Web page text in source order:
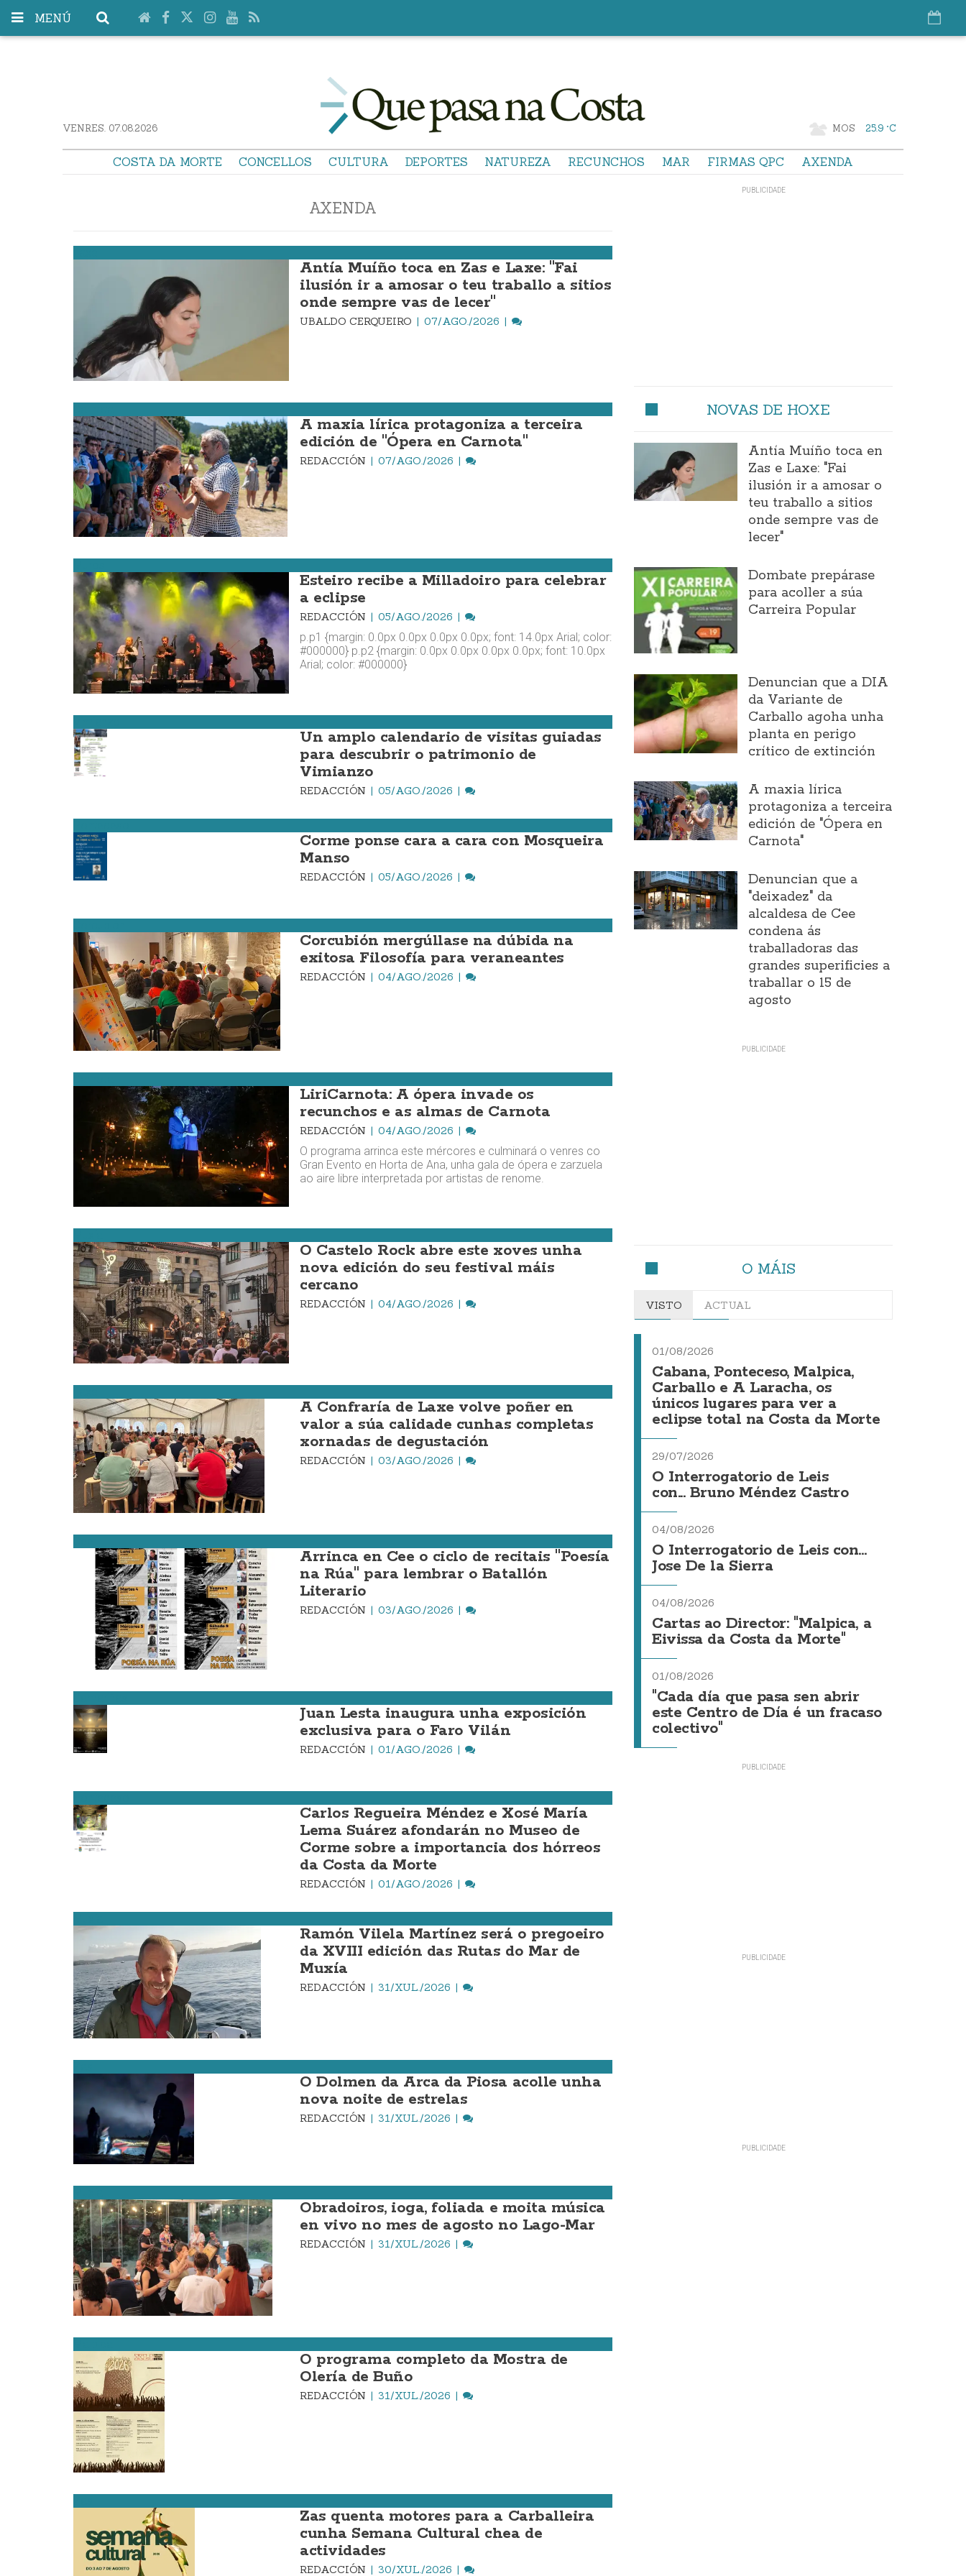
MENÚ
VENRES. 07.08.2026 MOS 25.9 °C
COSTA DA MORTE CONCELLOS CULTURA DEPORTES NATUREZA RECUNCHOS MAR FIRMAS QPC AXENDA
AXENDA
Antía Muíño toca en Zas e Laxe: "Fai
ilusión ir a amosar o teu traballo a sitios
onde sempre vas de lecer"
UBALDO CERQUEIRO 07/AGO./2026
A maxia lírica protagoniza a terceira
edición de "Ópera en Carnota"
REDACCIÓN 07/AGO./2026
Esteiro recibe a Milladoiro para celebrar
a eclipse
REDACCIÓN 05/AGO./2026
p.p1 {margin: 0.0px 0.0px 0.0px 0.0px; font: 14.0px Arial; color:
#000000} p.p2 {margin: 0.0px 0.0px 0.0px 0.0px; font: 10.0px
Arial; color: #000000}
Un amplo calendario de visitas guiadas
para descubrir o patrimonio de
Vimianzo
REDACCIÓN 05/AGO./2026
Corme ponse cara a cara con Mosqueira
Manso
REDACCIÓN 05/AGO./2026
Corcubión mergúllase na dúbida na
exitosa Filosofía para veraneantes
REDACCIÓN 04/AGO./2026
LiriCarnota: A ópera invade os
recunchos e as almas de Carnota
REDACCIÓN 04/AGO./2026
O programa arrinca este mércores e culminará o venres co
Gran Evento en Horta de Ana, unha gala de ópera e zarzuela
ao aire libre interpretada por artistas de renome.
O Castelo Rock abre este xoves unha
nova edición do seu festival máis
cercano
REDACCIÓN 04/AGO./2026
A Confraría de Laxe volve poñer en
valor a súa calidade cunhas completas
xornadas de degustación
REDACCIÓN 03/AGO./2026
Arrinca en Cee o ciclo de recitais "Poesía
na Rúa" para lembrar o Batallón
Literario
REDACCIÓN 03/AGO./2026
Juan Lesta inaugura unha exposición
exclusiva para o Faro Vilán
REDACCIÓN 01/AGO./2026
Carlos Regueira Méndez e Xosé María
Lema Suárez afondarán no Museo de
Corme sobre a importancia dos hórreos
da Costa da Morte
REDACCIÓN 01/AGO./2026
Ramón Vilela Martínez será o pregoeiro
da XVIII edición das Rutas do Mar de
Muxía
REDACCIÓN 31/XUL./2026
O Dolmen da Arca da Piosa acolle unha
nova noite de estrelas
REDACCIÓN 31/XUL./2026
Obradoiros, ioga, foliada e moita música
en vivo no mes de agosto no Lago-Mar
REDACCIÓN 31/XUL./2026
O programa completo da Mostra de
Olería de Buño
REDACCIÓN 31/XUL./2026
Zas quenta motores para a Carballeira
cunha Semana Cultural chea de
actividades
REDACCIÓN 30/XUL./2026
NOVAS DE HOXE
Antía Muíño toca en
Zas e Laxe: "Fai
ilusión ir a amosar o
teu traballo a sitios
onde sempre vas de
lecer"
Dombate prepárase
para acoller a súa
Carreira Popular
Denuncian que a DIA
da Variante de
Carballo agoha unha
planta en perigo
crítico de extinción
A maxia lírica
protagoniza a terceira
edición de "Ópera en
Carnota"
Denuncian que a
"deixadez" da
alcaldesa de Cee
condena ás
traballadoras das
grandes superificies a
traballar o 15 de
agosto
O MÁIS
VISTO ACTUAL
01/08/2026
Cabana, Ponteceso, Malpica,
Carballo e A Laracha, os
únicos lugares para ver a
eclipse total na Costa da Morte
29/07/2026
O Interrogatorio de Leis
con... Bruno Méndez Castro
04/08/2026
O Interrogatorio de Leis con...
Jose De la Sierra
04/08/2026
Cartas ao Director: "Malpica, a
Eivissa da Costa da Morte"
01/08/2026
"Cada día que pasa sen abrir
este Centro de Día é un fracaso
colectivo"